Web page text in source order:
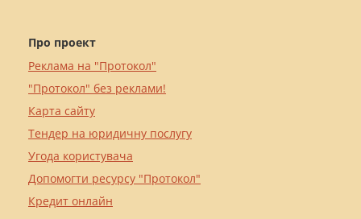
Про проект
Реклама на "Протокол"
"Протокол" без реклами!
Карта сайту
Тендер на юридичну послугу
Угода користувача
Допомогти ресурсу "Протокол"
Кредит онлайн